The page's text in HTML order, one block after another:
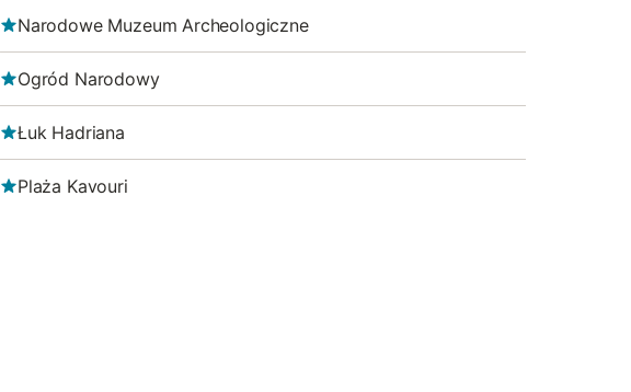
Narodowe Muzeum Archeologiczne
Ogród Narodowy
Łuk Hadriana
Plaża Kavouri